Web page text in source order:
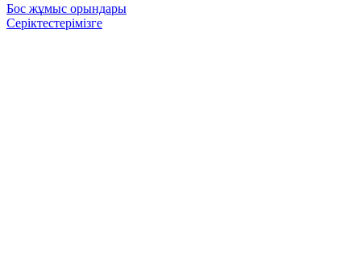
Бос жұмыс орындары
Серіктестерімізге